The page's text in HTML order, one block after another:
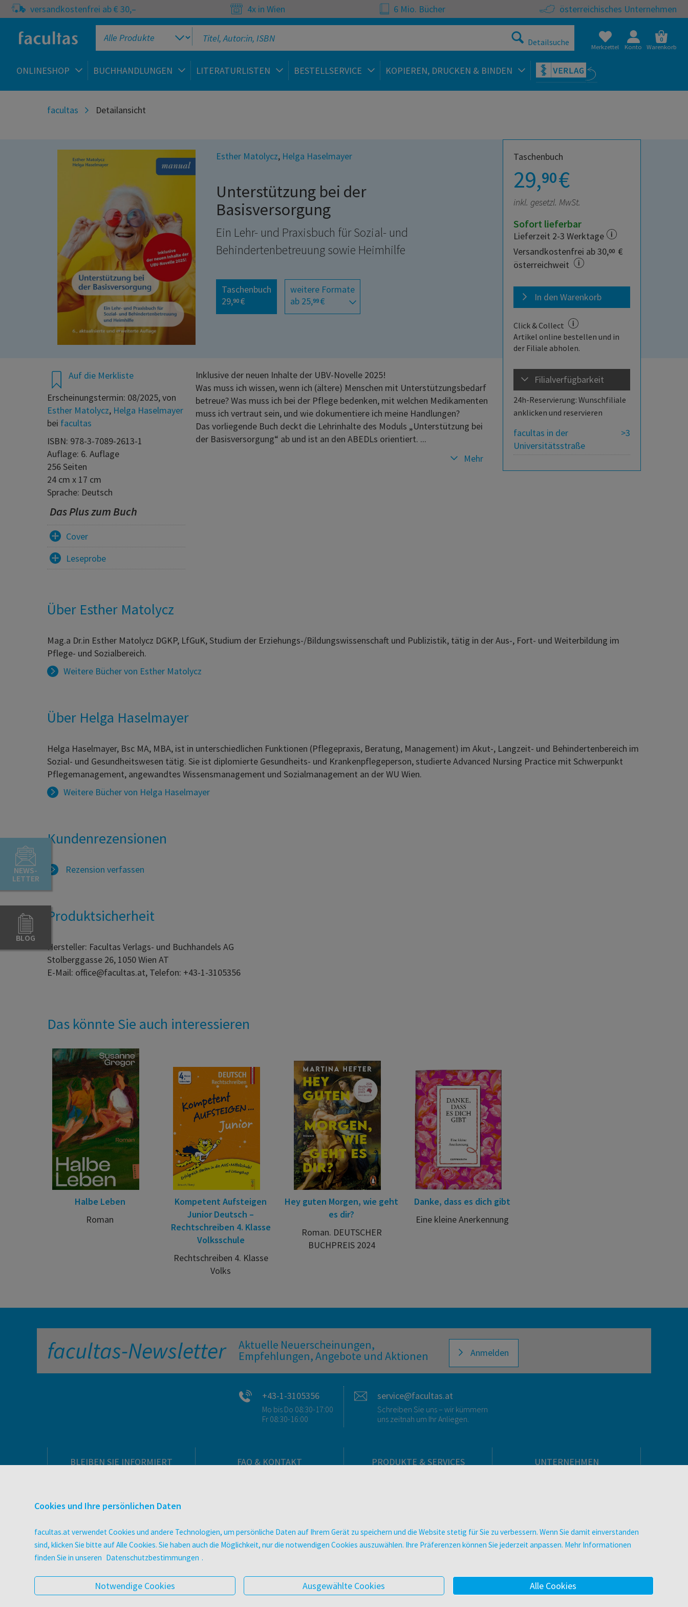
NEWS-
LETTER
BLOG
versandkostenfrei ab € 30,– 4x in Wien 6 Mio. Bücher österreichisches Unternehmen
Detailsuche Merkzettel Konto
0
Warenkorb
ONLINESHOP BUCHHANDLUNGEN LITERATURLISTEN BESTELLSERVICE KOPIEREN, DRUCKEN & BINDEN
facultas Detailansicht
Esther Matolycz, Helga Haselmayer
Unterstützung bei der
Basisversorgung
Ein Lehr- und Praxisbuch für Sozial- und
Behindertenbetreuung sowie Heimhilfe
Taschenbuch
29,90 €
weitere Formate
ab 25,99 €
Taschenbuch
29,90€
inkl. gesetzl. MwSt.
Sofort lieferbar
Lieferzeit 2-3 Werktage
Versandkostenfrei ab 30,00 €
österreichweit
In den Warenkorb
Click & Collect
Artikel online bestellen und in
der Filiale abholen.
Filialverfügbarkeit
24h-Reservierung: Wunschfiliale
anklicken und reservieren
>3
facultas in der
Universitätsstraße
Auf die Merkliste
Erscheinungstermin: 08/2025, von
Esther Matolycz, Helga Haselmayer
bei facultas
ISBN: 978-3-7089-2613-1
Auflage: 6. Auflage
256 Seiten
24 cm x 17 cm
Sprache: Deutsch
Das Plus zum Buch
Cover
Leseprobe
Inklusive der neuen Inhalte der UBV-Novelle 2025!
Was muss ich wissen, wenn ich (ältere) Menschen mit Unterstützungsbedarf
betreue? Was muss ich bei der Pflege bedenken, mit welchen Medikamenten
muss ich vertraut sein, und wie dokumentiere ich meine Handlungen?
Das vorliegende Buch deckt die Lehrinhalte des Moduls „Unterstützung bei
der Basisversorgung“ ab und ist an den ABEDLs orientiert. ...
Mehr
Über Esther Matolycz
Mag.a Dr.in Esther Matolycz DGKP, LfGuK, Studium der Erziehungs-/Bildungswissenschaft und Publizistik, tätig in der Aus-, Fort- und Weiterbildung im
Pflege- und Sozialbereich.
Weitere Bücher von Esther Matolycz
Über Helga Haselmayer
Helga Haselmayer, Bsc MA, MBA, ist in unterschiedlichen Funktionen (Pflegepraxis, Beratung, Management) im Akut-, Langzeit- und Behindertenbereich im
Sozial- und Gesundheitswesen tätig. Sie ist diplomierte Gesundheits- und Krankenpflegeperson, studierte Advanced Nursing Practice mit Schwerpunkt
Pflegemanagement, angewandtes Wissensmanagement und Sozialmanagement an der WU Wien.
Weitere Bücher von Helga Haselmayer
Kundenrezensionen
Rezension verfassen
Produktsicherheit
Hersteller: Facultas Verlags- und Buchhandels AG
Stolberggasse 26, 1050 Wien AT
E-Mail: office@facultas.at, Telefon: +43-1-3105356
Das könnte Sie auch interessieren
Halbe Leben
Roman
Kompetent Aufsteigen
Junior Deutsch –
Rechtschreiben 4. Klasse
Volksschule
Rechtschreiben 4. Klasse
Volks
Hey guten Morgen, wie geht
es dir?
Roman. DEUTSCHER
BUCHPREIS 2024
Danke, dass es dich gibt
Eine kleine Anerkennung
facultas-Newsletter Aktuelle Neuerscheinungen,
Empfehlungen, Angebote und Aktionen Anmelden
+43-1-3105356
Mo bis Do 08:30-17:00
Fr 08:30-16:00
service@facultas.at
Schreiben Sie uns – wir kümmern
uns zeitnah um Ihr Anliegen.
BLEIBEN SIE INFORMIERT
Veranstaltungen
Literaturlisten
facultas Club
Blog facultas.studiert
FAQ & KONTAKT
Ansprechpartner:innen
So finden Sie uns
PRODUKTE & SERVICES
Druckerei facultas druckt.
Kopierservice
UNTERNEHMEN
Datenschutz & Cookies
AGB
Cookies und Ihre persönlichen Daten
facultas.at verwendet Cookies und andere Technologien, um persönliche Daten auf Ihrem Gerät zu speichern und die Website stetig für Sie zu verbessern. Wenn Sie damit einverstanden
sind, klicken Sie bitte auf Alle Cookies. Sie haben auch die Möglichkeit, nur die notwendigen Cookies auszuwählen. Ihre Präferenzen können Sie jederzeit anpassen. Mehr Informationen
finden Sie in unseren Datenschutzbestimmungen .
Notwendige Cookies Ausgewählte Cookies Alle Cookies